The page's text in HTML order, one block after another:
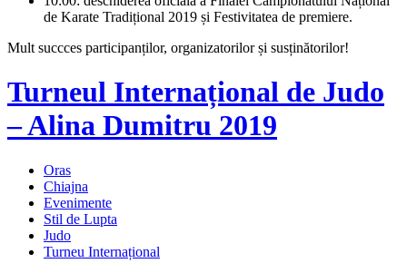
de Karate Tradițional 2019 și Festivitatea de premiere.
Mult succces participanților, organizatorilor și susținătorilor!
Turneul Internațional de Judo
– Alina Dumitru 2019
Oras
Chiajna
Evenimente
Stil de Lupta
Judo
Turneu Internațional